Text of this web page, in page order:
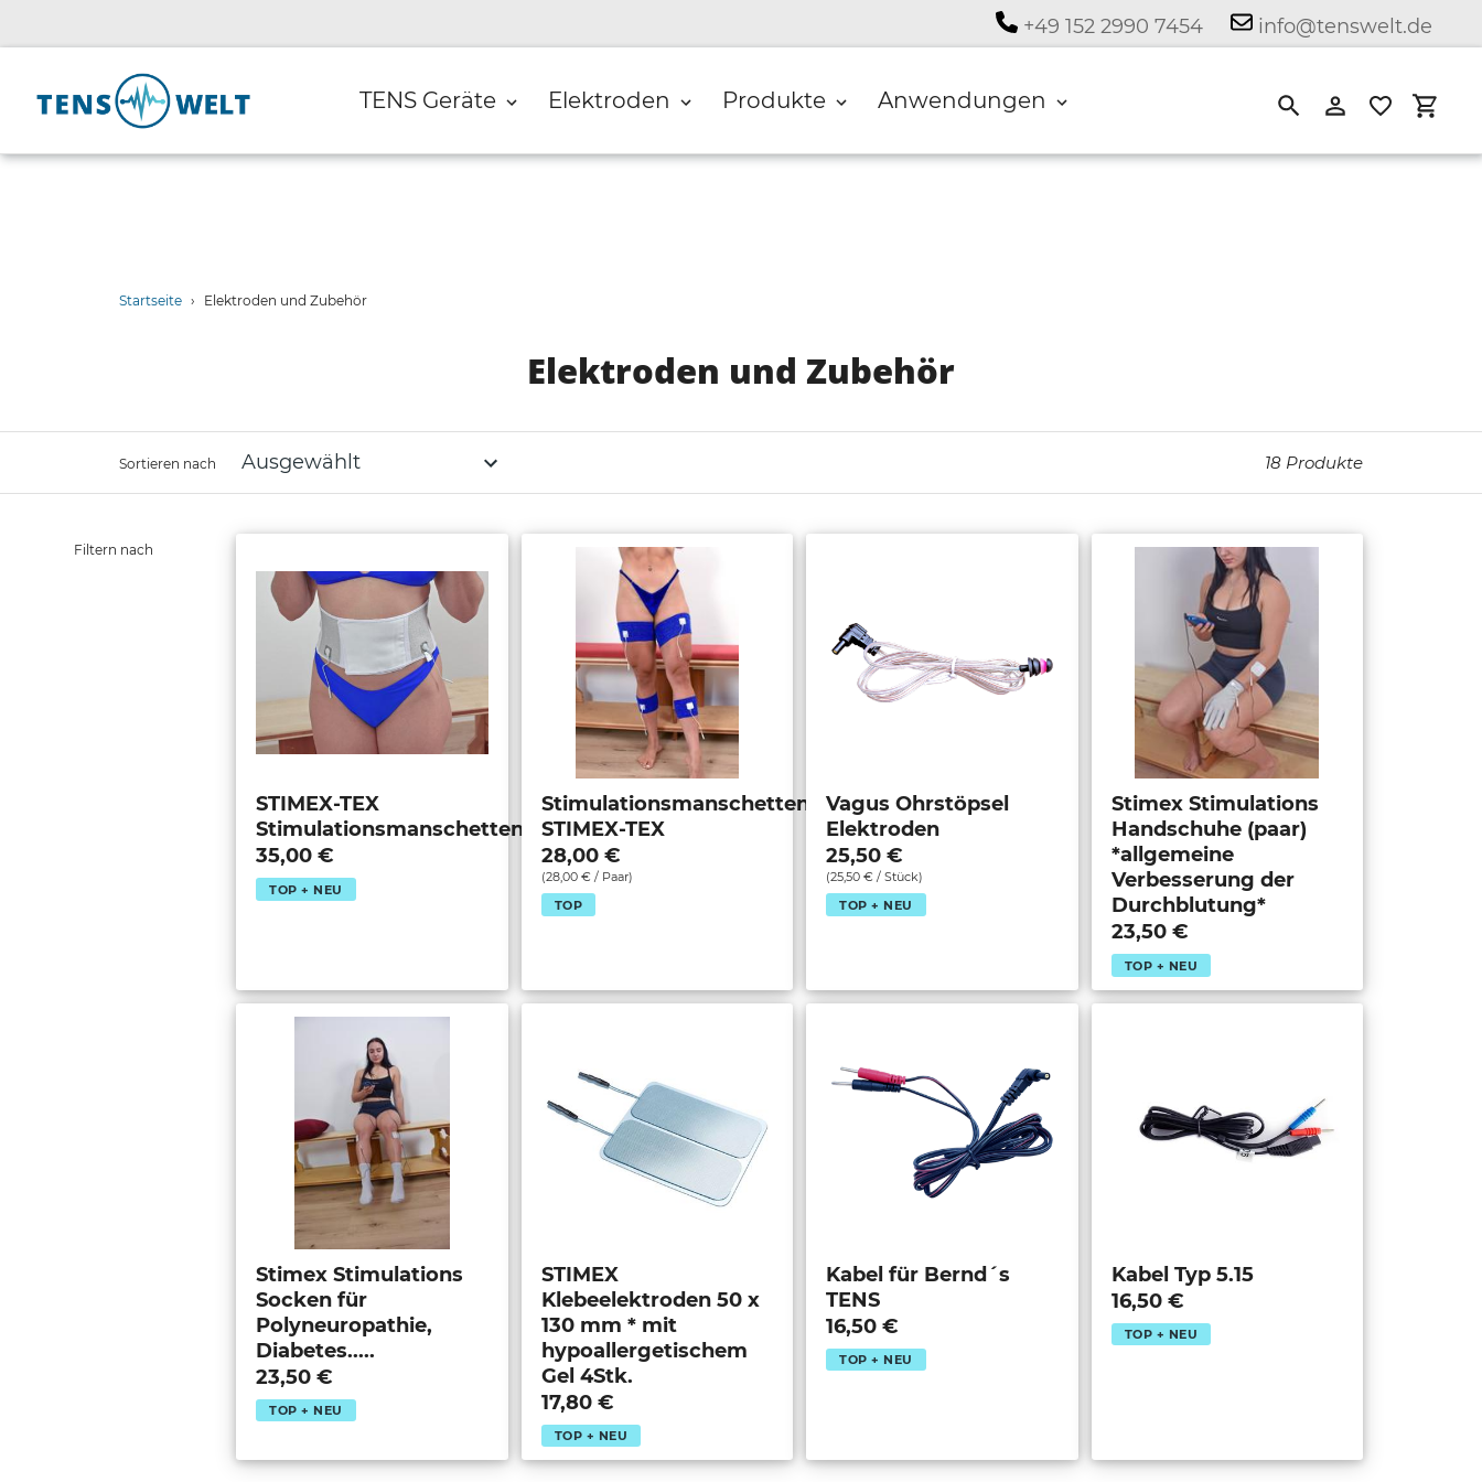
zum
+49 152 2990 7454 info@tenswelt.de
TENS Geräte Elektroden Produkte Anwendungen
SuchenEinloggen
Startseite › Elektroden und Zubehör
S
m
l
Elektroden und Zubehör
Sortieren nach 18 Produkte
Filtern nach
STIMEX-TEX
Stimulationsmanschetten
35,00 €
TOP + NEU
Stimulationsmanschetten
STIMEX-TEX
28,00 €
(28,00 € / Paar)
TOP
Vagus Ohrstöpsel
Elektroden
25,50 €
(25,50 € / Stück)
TOP + NEU
Stimex Stimulations
Handschuhe (paar)
*allgemeine
Verbesserung der
Durchblutung*
23,50 €
TOP + NEU
Stimex Stimulations
Socken für
Polyneuropathie,
Diabetes.....
23,50 €
TOP + NEU
STIMEX
Klebeelektroden 50 x
130 mm * mit
hypoallergetischem
Gel 4Stk.
17,80 €
TOP + NEU
Kabel für Bernd´s
TENS
16,50 €
TOP + NEU
Kabel Typ 5.15
16,50 €
TOP + NEU